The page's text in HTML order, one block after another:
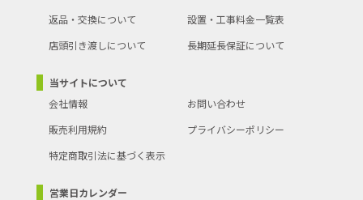
返品・交換について
設置・工事料金一覧表
店頭引き渡しについて
長期延長保証について
当サイトについて
会社情報
お問い合わせ
販売利用規約
プライバシーポリシー
特定商取引法に基づく表示
営業日カレンダー